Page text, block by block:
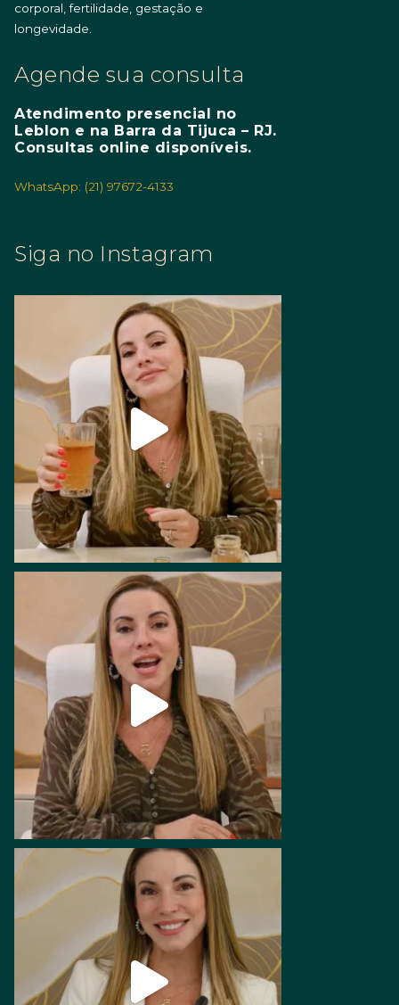
corporal, fertilidade, gestação e
longevidade.
Agende sua consulta
Atendimento presencial no
Leblon e na Barra da Tijuca – RJ.
Consultas online disponíveis.
WhatsApp: (21) 97672-4133
Siga no Instagram